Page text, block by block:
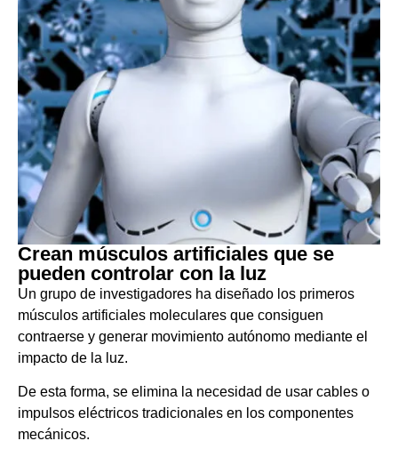
Crean músculos artificiales que se
pueden controlar con la luz
Un grupo de investigadores ha diseñado los primeros
músculos artificiales moleculares que consiguen
contraerse y generar movimiento autónomo mediante el
impacto de la luz.
De esta forma, se elimina la necesidad de usar cables o
impulsos eléctricos tradicionales en los componentes
mecánicos.